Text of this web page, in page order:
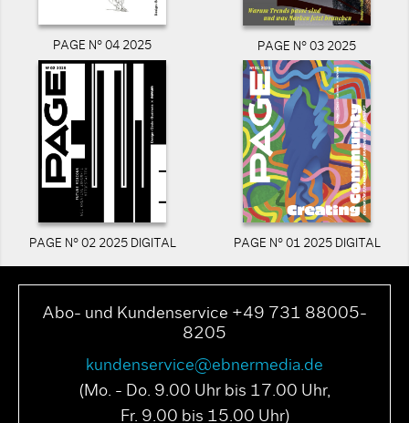
PAGE N° 04 2025 PAGE N° 03 2025
PAGE N° 02 2025 DIGITAL PAGE N° 01 2025 DIGITAL
Abo- und Kundenservice +49 731 88005-
8205
kundenservice@ebnermedia.de
(Mo. - Do. 9.00 Uhr bis 17.00 Uhr,
Fr. 9.00 bis 15.00 Uhr)